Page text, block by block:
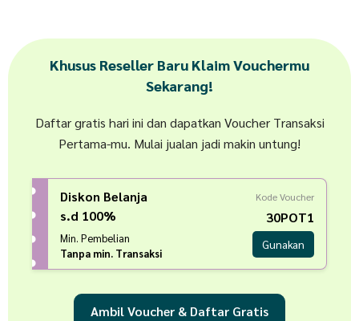
Khusus Reseller Baru Klaim Vouchermu
Sekarang!
Daftar gratis hari ini dan dapatkan Voucher Transaksi
Pertama-mu. Mulai jualan jadi makin untung!
Diskon Belanja
s.d 100%
Min. Pembelian
Tanpa min. Transaksi
Kode Voucher
30POT1
Gunakan
Ambil Voucher & Daftar Gratis